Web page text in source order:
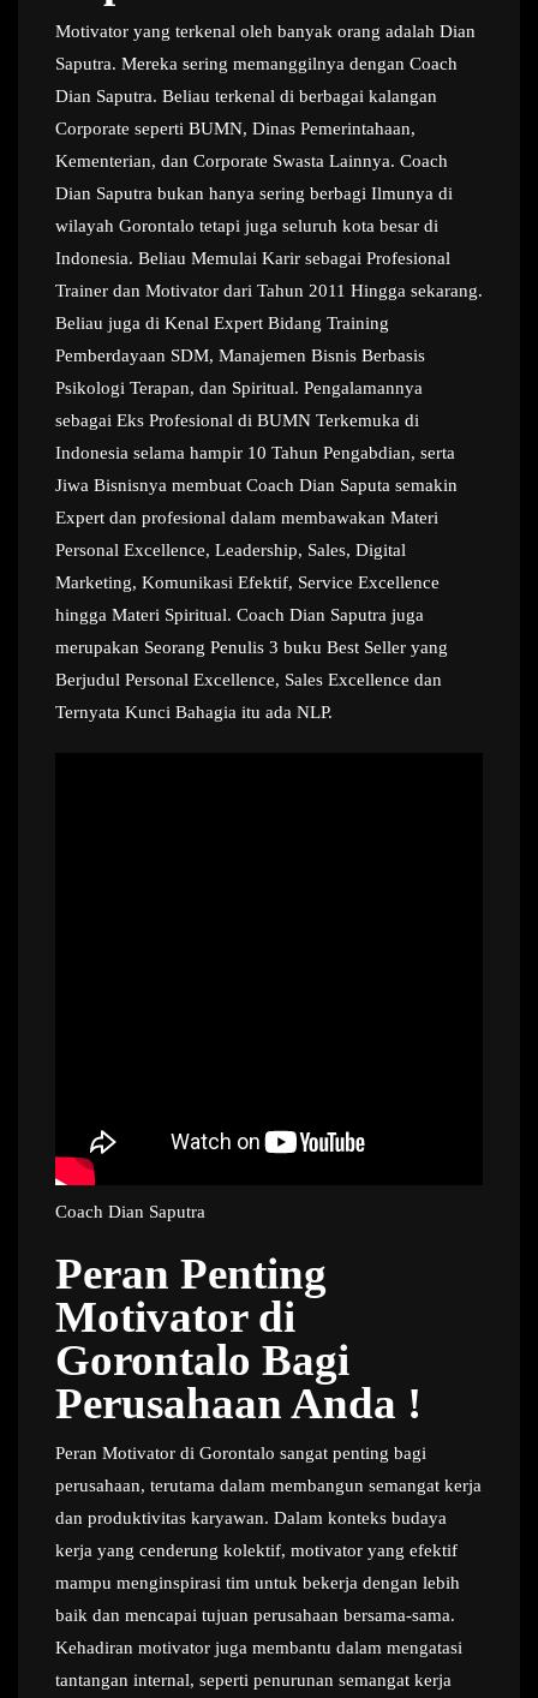
Motivator yang terkenal oleh banyak orang adalah Dian
Saputra. Mereka sering memanggilnya dengan Coach
Dian Saputra. Beliau terkenal di berbagai kalangan
Corporate seperti BUMN, Dinas Pemerintahaan,
Kementerian, dan Corporate Swasta Lainnya. Coach
Dian Saputra bukan hanya sering berbagi Ilmunya di
wilayah Gorontalo tetapi juga seluruh kota besar di
Indonesia. Beliau Memulai Karir sebagai Profesional
Trainer dan Motivator dari Tahun 2011 Hingga sekarang.
Beliau juga di Kenal Expert Bidang Training
Pemberdayaan SDM, Manajemen Bisnis Berbasis
Psikologi Terapan, dan Spiritual. Pengalamannya
sebagai Eks Profesional di BUMN Terkemuka di
Indonesia selama hampir 10 Tahun Pengabdian, serta
Jiwa Bisnisnya membuat Coach Dian Saputa semakin
Expert dan profesional dalam membawakan Materi
Personal Excellence, Leadership, Sales, Digital
Marketing, Komunikasi Efektif, Service Excellence
hingga Materi Spiritual. Coach Dian Saputra juga
merupakan Seorang Penulis 3 buku Best Seller yang
Berjudul Personal Excellence, Sales Excellence dan
Ternyata Kunci Bahagia itu ada NLP.
Coach Dian Saputra
Peran Penting
Motivator di
Gorontalo Bagi
Perusahaan Anda !
Peran Motivator di Gorontalo sangat penting bagi
perusahaan, terutama dalam membangun semangat kerja
dan produktivitas karyawan. Dalam konteks budaya
kerja yang cenderung kolektif, motivator yang efektif
mampu menginspirasi tim untuk bekerja dengan lebih
baik dan mencapai tujuan perusahaan bersama-sama.
Kehadiran motivator juga membantu dalam mengatasi
tantangan internal, seperti penurunan semangat kerja